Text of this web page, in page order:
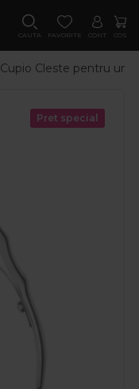
CAUTA FAVORITE CONT COS
Cupio Cleste pentru
Pret special